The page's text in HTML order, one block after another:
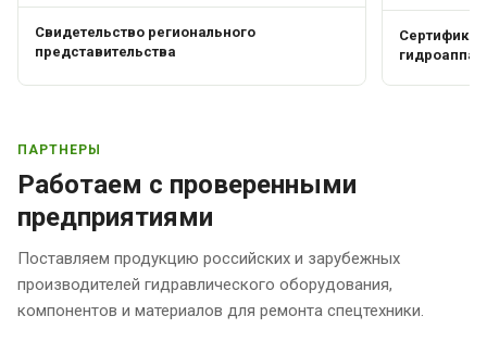
Свидетельство регионального
представительства
Сертификат
ПАРТНЕРЫ
Работаем с проверенными
предприятиями
Поставляем продукцию российских и зарубежных
производителей гидравлического оборудования,
компонентов и материалов для ремонта спецтехники.